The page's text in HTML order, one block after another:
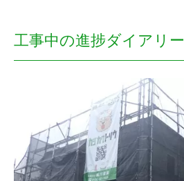
工事中の進捗ダイアリー